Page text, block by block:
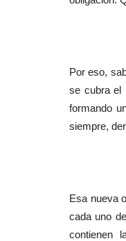
Por eso,
se cubra el
formando
siempre,
Esa nueva
cada uno
contienen